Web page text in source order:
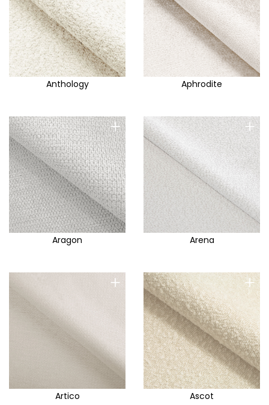
Anthology Aphrodite
+
Aragon
+
Arena
+
Artico
+
Ascot